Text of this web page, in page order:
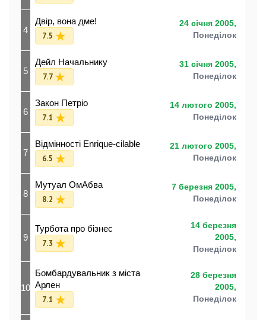
4
Двір, вона дме!
7.5
24 січня 2005,
Понеділок
5
Дейл Начальнику
7.7
31 січня 2005,
Понеділок
6
Закон Петріо
7.1
14 лютого 2005,
Понеділок
7
Відмінності Enrique-cilable
6.5
21 лютого 2005,
Понеділок
8
Мутуал ОмАбва
8.2
7 березня 2005,
Понеділок
9
Турбота про бізнес
7.3
14 березня
2005,
Понеділок
10
Бомбардувальник з міста
Арлен
7.1
28 березня
2005,
Понеділок